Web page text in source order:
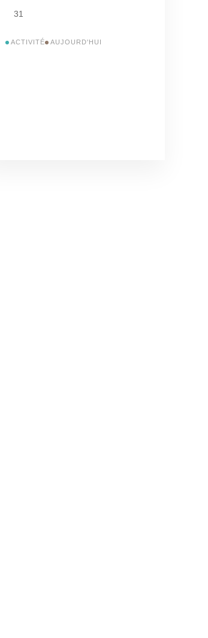
31
ACTIVITÉ AUJOURD'HUI